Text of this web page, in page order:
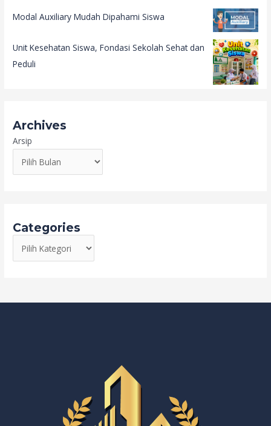
Modal Auxiliary Mudah Dipahami Siswa
Unit Kesehatan Siswa, Fondasi Sekolah Sehat dan
Peduli
Archives
Arsip
Categories